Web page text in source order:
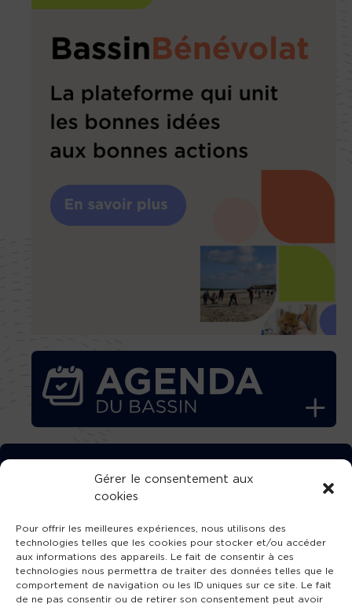
Gérer le consentement aux
cookies
Pour offrir les meilleures expériences, nous utilisons des
technologies telles que les cookies pour stocker et/ou accéder
aux informations des appareils. Le fait de consentir à ces
technologies nous permettra de traiter des données telles que le
comportement de navigation ou les ID uniques sur ce site. Le fait
de ne pas consentir ou de retirer son consentement peut avoir
TÉLÉCHARGEZ GRATUITEMENT
L’APPLICATION TVBA !
SUIVEZ-NOUS !